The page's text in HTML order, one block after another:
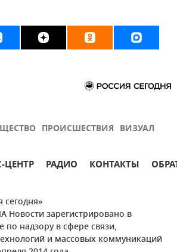
ПРОИСШЕСТВИЯ ВИЗУАЛ
ЦЕНТР РАДИО КОНТАКТЫ
Новости зарегистрировано в
по надзору в сфере связи,
и массовых коммуникаций